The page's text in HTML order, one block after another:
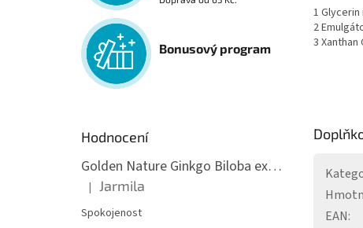
Bonusový program
Hodnocení
Golden Nature Ginkgo Biloba extrakt 50:1 60mg, 100 kapslí
Hodnocení produktu je 5 z 5 hvězdiček.
| Jarmila
Spokojenost
1
2
3
EAN: